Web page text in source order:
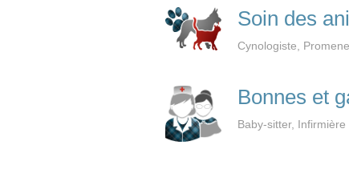
Soin des
Cynologiste,
Bonnes et
Baby-sitter, Infirmière